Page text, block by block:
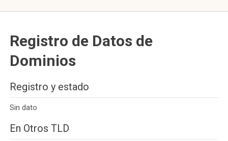
Registro de Datos de
Dominios
Registro y estado
Sin dato
En Otros TLD